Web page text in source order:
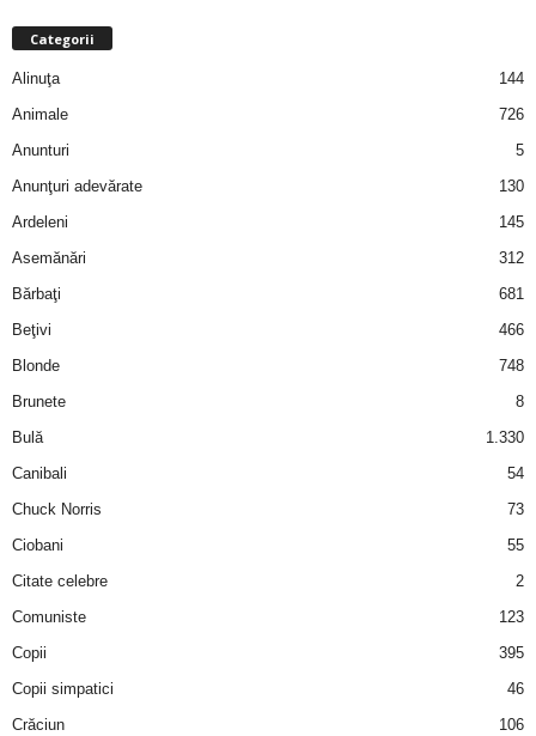
Categorii
Alinuţa
144
Animale
726
Anunturi
5
Anunţuri adevărate
130
Ardeleni
145
Asemănări
312
Bărbaţi
681
Beţivi
466
Blonde
748
Brunete
8
Bulă
1.330
Canibali
54
Chuck Norris
73
Ciobani
55
Citate celebre
2
Comuniste
123
Copii
395
Copii simpatici
46
Crăciun
106